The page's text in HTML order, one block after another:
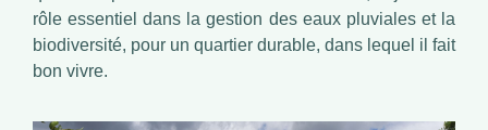
rôle essentiel dans la gestion des eaux pluviales et la
biodiversité, pour un quartier durable, dans lequel il fait
bon vivre.